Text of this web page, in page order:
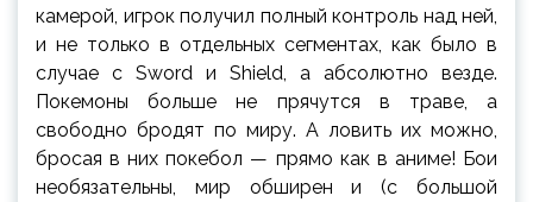
камерой, игрок получил полный контроль над ней,
и не только в отдельных сегментах, как было в
случае с Sword и Shield, а абсолютно везде.
Покемоны больше не прячутся в траве, а
свободно бродят по миру. А ловить их можно,
бросая в них покебол — прямо как в аниме! Бои
необязательны, мир обширен и (с большой